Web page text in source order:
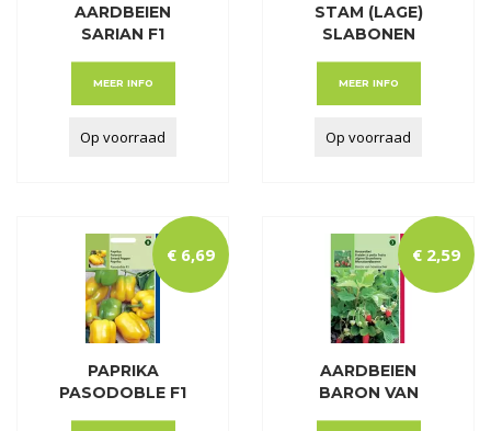
AARDBEIEN
SARIAN F1
MEER INFO
Op voorraad
STAM (LAGE)
SLABONEN
MEER INFO
Op voorraad
PAPRIKA
PASODOBLE F1
€ 6,69
AARDBEIEN
BARON VAN
€ 2,59